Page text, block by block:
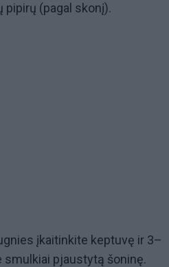
(pagal skonį).
įkaitinkite keptuvę ir 3–
pjaustytą šoninę.